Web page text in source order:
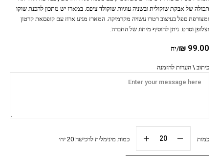
₪ 99.00 /יח
כיתוב \ הערות להזמנה
כמות כמות מינימלית לרכישה 20 יח׳
תכולה של אבקת שוקולית ובשניה עוגיות שוקולד ציפס. במארז יש מתכון להכנת שוקו
ומצורפת ספל בעיצוב רטרו עשויה מקרמיקה. המארז מגיע ארוז עם קופסאת קרטון
וצלופן וסרט. ניתן להוסיף מיתוג של החברה.